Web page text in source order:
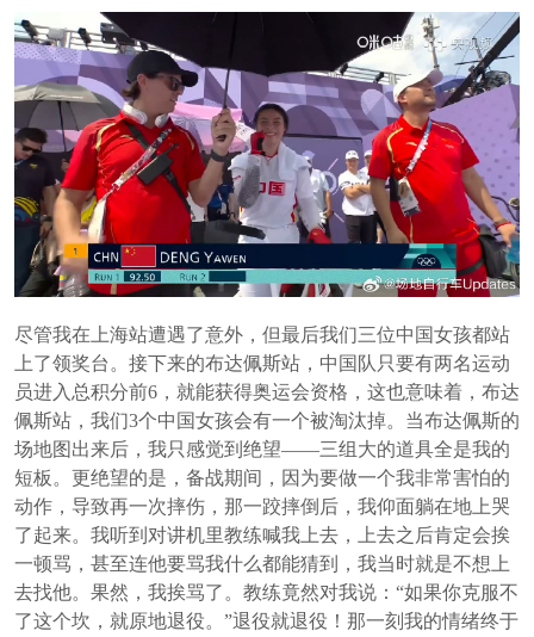
尽管我在上海站遭遇了意外，但最后我们三位中国女孩都站
上了领奖台。接下来的布达佩斯站，中国队只要有两名运动
员进入总积分前6，就能获得奥运会资格，这也意味着，布达
佩斯站，我们3个中国女孩会有一个被淘汰掉。当布达佩斯的
场地图出来后，我只感觉到绝望——三组大的道具全是我的
短板。更绝望的是，备战期间，因为要做一个我非常害怕的
动作，导致再一次摔伤，那一跤摔倒后，我仰面躺在地上哭
了起来。我听到对讲机里教练喊我上去，上去之后肯定会挨
一顿骂，甚至连他要骂我什么都能猜到，我当时就是不想上
去找他。果然，我挨骂了。教练竟然对我说：“如果你克服不
了这个坎，就原地退役。”退役就退役！那一刻我的情绪终于